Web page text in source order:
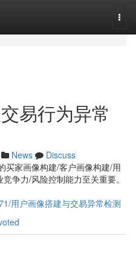
易行为异常
News
Discuss
买家画像构建/客户画像构建/用
争力/风险控制能力至关重要。
用户画像搭建与交易异常检测